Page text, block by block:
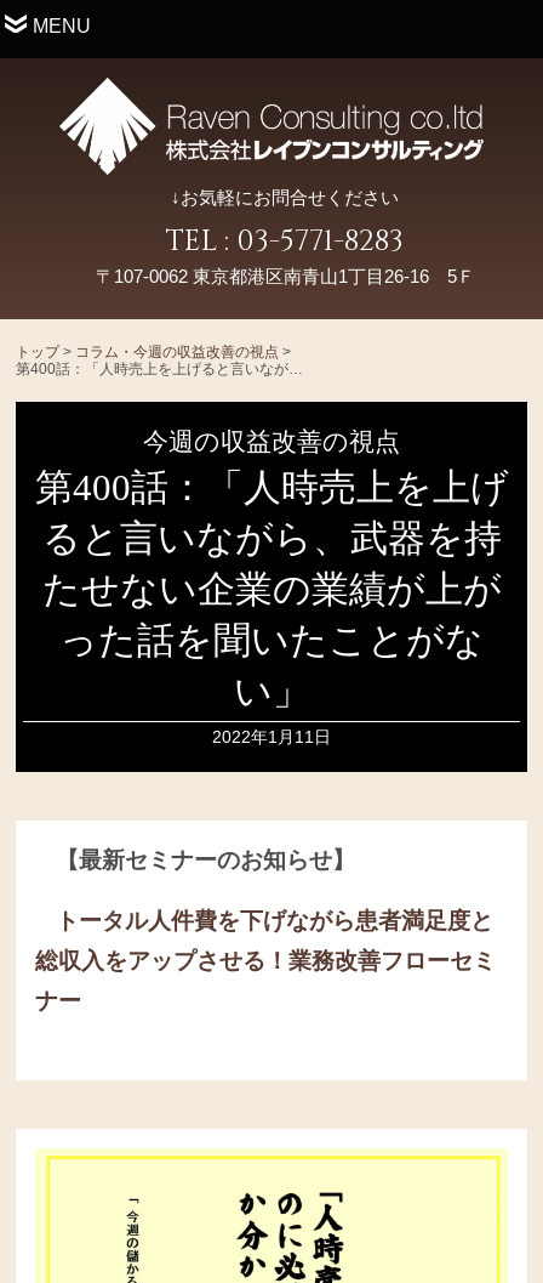
MENU
↓お気軽にお問合せください
TEL : 03-5771-8283
〒107-0062 東京都港区南青山1丁目26-16 5Ｆ
トップ> コラム・今週の収益改善の視点 >
今週の収益改善の視点
第400話：「人時売上を上げ
ると言いながら、武器を持
たせない企業の業績が上が
った話を聞いたことがな
い」
2022年1月11日
【最新セミナーのお知らせ】
トータル人件費を下げながら患者満足度と
総収入をアップさせる！業務改善フローセミ
ナー